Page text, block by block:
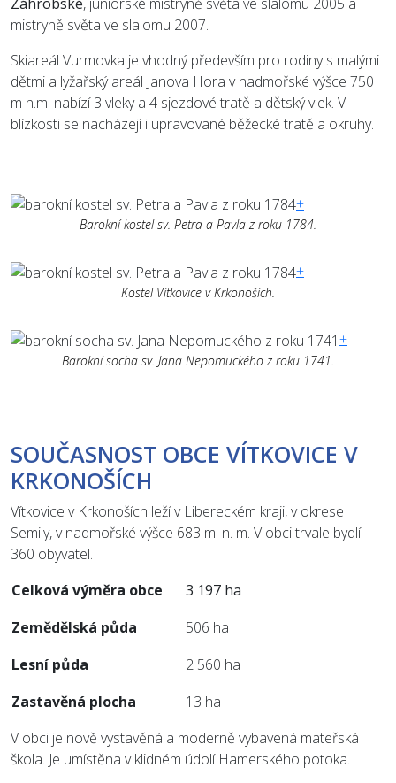
mistryně světa ve slalomu 2007.
Skiareál Vurmovka je vhodný především pro rodiny s malými
dětmi a lyžařský areál Janova Hora v nadmořské výšce 750
m n.m. nabízí 3 vleky a 4 sjezdové tratě a dětský vlek. V
blízkosti se nacházejí i upravované běžecké tratě a okruhy.
+
Barokní kostel sv. Petra a Pavla z roku 1784.
+
Kostel Vítkovice v Krkonoších.
+
Barokní socha sv. Jana Nepomuckého z roku 1741.
SOUČASNOST OBCE VÍTKOVICE V
KRKONOŠÍCH
Vítkovice v Krkonoších leží v Libereckém kraji, v okrese
Semily, v nadmořské výšce 683 m. n. m. V obci trvale bydlí
360 obyvatel.
Celková výměra obce 3 197 ha
Zemědělská půda
506 ha
Lesní půda
2 560 ha
Zastavěná plocha
13 ha
V obci je nově vystavěná a moderně vybavená mateřská
škola. Je umístěna v klidném údolí Hamerského potoka.